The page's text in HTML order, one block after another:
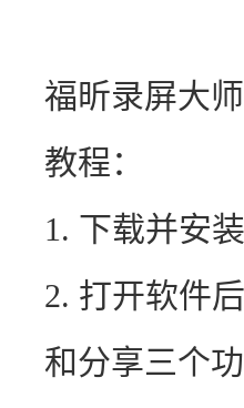
福昕录屏大
教程：
1. 下载并安
2. 打开软件
和分享三个功